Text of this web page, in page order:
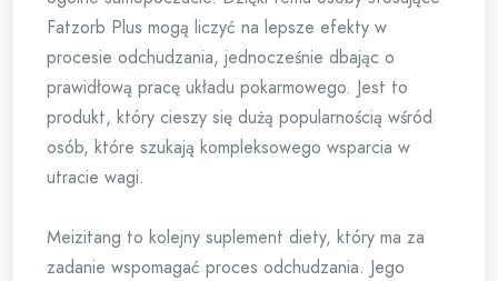
Fatzorb Plus mogą liczyć na lepsze efekty w
procesie odchudzania, jednocześnie dbając o
prawidłową pracę układu pokarmowego. Jest to
produkt, który cieszy się dużą popularnością wśród
osób, które szukają kompleksowego wsparcia w
utracie wagi.
Meizitang to kolejny suplement diety, który ma za
zadanie wspomagać proces odchudzania. Jego